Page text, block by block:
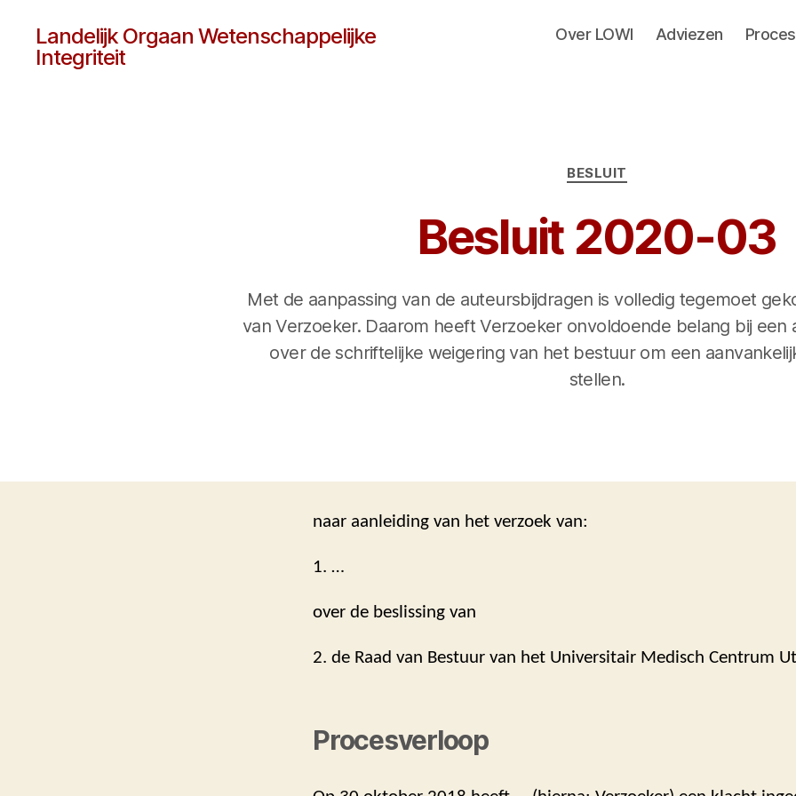
Landelijk Orgaan Wetenschappelijke
Integriteit
Over LOWI Adviezen
Categorieën
BESLUIT
Besluit 2020-03
Met de aanpassing van de auteursbijdragen is volledig tegemoet
van Verzoeker. Daarom heeft Verzoeker onvoldoende belang bij een
over de schriftelijke weigering van het bestuur om een
stellen.
naar aanleiding van het verzoek van:
1. …
over de beslissing van
2. de Raad van Bestuur van het Universitair Medisch Centrum
Procesverloop